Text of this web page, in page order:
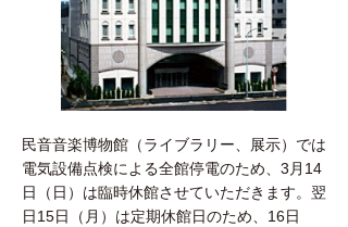
民音音楽博物館（ライブラリー、展示）では
電気設備点検による全館停電のため、3月14
日（日）は臨時休館させていただきます。翌
日15日（月）は定期休館日のため、16日